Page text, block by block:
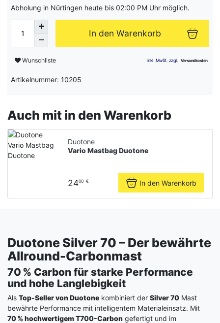
Abholung in Nürtingen heute bis 02:00 PM Uhr möglich.
In den Warenkorb
Wunschliste
Artikelnummer: 10205
Auch mit in den Warenkorb
Duotone
Vario Mastbag Duotone
2400 € In den Warenkorb
Duotone Silver 70 – Der bewährte
Allround-Carbonmast
70 % Carbon für starke Performance
und hohe Langlebigkeit
Als Top-Seller von Duotone kombiniert der Silver 70 Mast
bewährte Performance mit intelligentem Materialeinsatz. Mit
70 % hochwertigem T700-Carbon gefertigt und im